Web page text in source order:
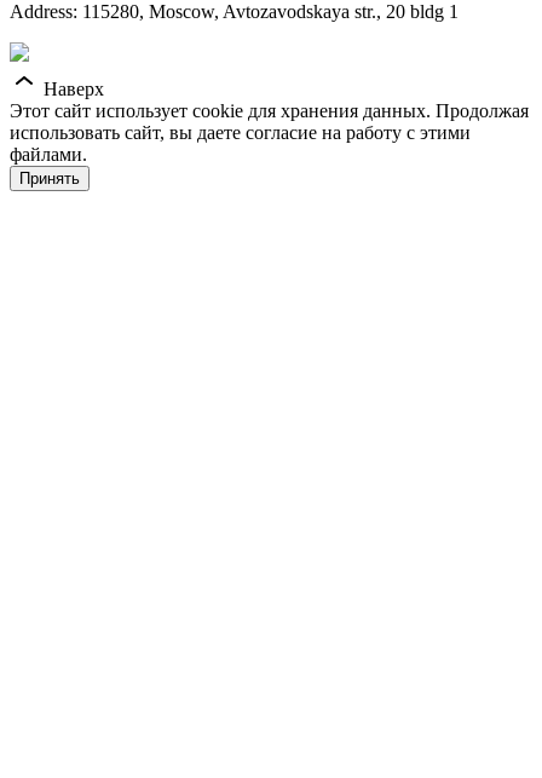
Address: 115280, Moscow, Avtozavodskaya str., 20 bldg 1
Наверх
Этот сайт использует cookie для хранения данных. Продолжая
использовать сайт, вы даете согласие на работу с этими
файлами.
Принять